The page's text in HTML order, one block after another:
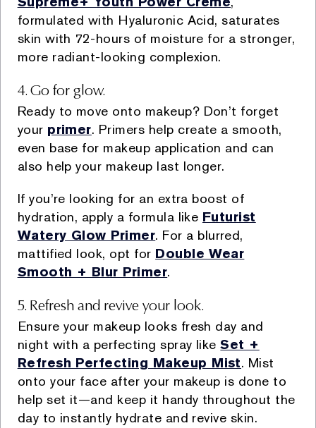
formulated with Hyaluronic Acid, saturates
skin with 72-hours of moisture for a stronger,
more radiant-looking complexion.
4. Go for glow.
Ready to move onto makeup? Don’t forget
your primer. Primers help create a smooth,
even base for makeup application and can
also help your makeup last longer.
If you’re looking for an extra boost of
hydration, apply a formula like Futurist
Watery Glow Primer. For a blurred,
mattified look, opt for Double Wear
Smooth + Blur Primer.
5. Refresh and revive your look.
Ensure your makeup looks fresh day and
night with a perfecting spray likeSet +
Refresh Perfecting Makeup Mist. Mist
onto your face after your makeup is done to
help set it—and keep it handy throughout the
day to instantly hydrate and revive skin.
iv. Bir sözleşmenin kurulması veya ifasıyla ilgili olarak
kişisel veri işlenmesi,
v. Hukuki yükümlülüklerimizin yerine getirebilmesi için
vi. İlgili kişinin kendisi tarafından alenileştirilmiş olması,
vii. Bir hakkın tesisi, kullanılması veya korunması için
veri işlemenin zorunlu olması, ve
viii. Sizlerin temel hak ve özgürlüklerine zarar vermemek
kaydıyla, meşru menfaatlerimiz için zorunlu olması.
Sizlerden topladığımız Kişisel Veriler aşağıda Bölüm
4'te belirttiğimiz işleme amaçlarıyla orantılı olarak
işlediğimiz verilerinizdir.
4. Kişisel Verilerin Hangi Amaçla
İşleneceği
Kişisel Verileriniz aşağıdaki amaçlar dahilinde açık
rızanıza binaen veya KVKK kapsamında hukuken izin
verilen diğer hallerde Şirket tarafından işlenmektedir:
i. Faaliyetlerin mevzuata uygun yürütülmesi kapsamında
müşterilere satış işlemi sonrası fatura kesilmesi,